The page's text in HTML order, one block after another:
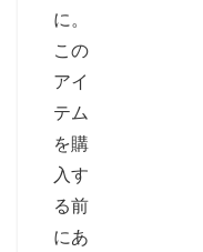
に。
この
アイ
テム
を購
入す
る前
にあ